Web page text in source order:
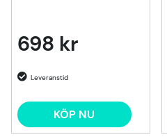
698 kr
KÖP NU